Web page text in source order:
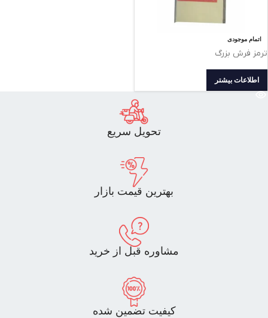
اتمام موجودی
ترمز فرش بزرگ
اطلاعات بیشتر
تحویل سریع
بهترین قیمت بازار
مشاوره قبل از خرید
کیفیت تضمین شده